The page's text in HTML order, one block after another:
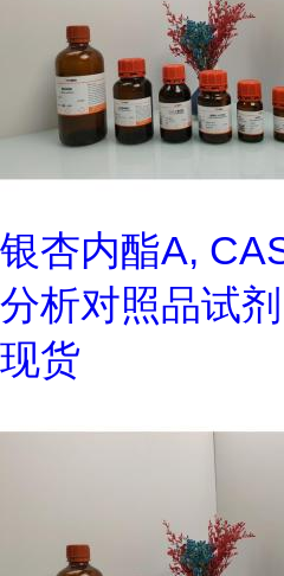
银杏内酯A,
分析对照品试
现货